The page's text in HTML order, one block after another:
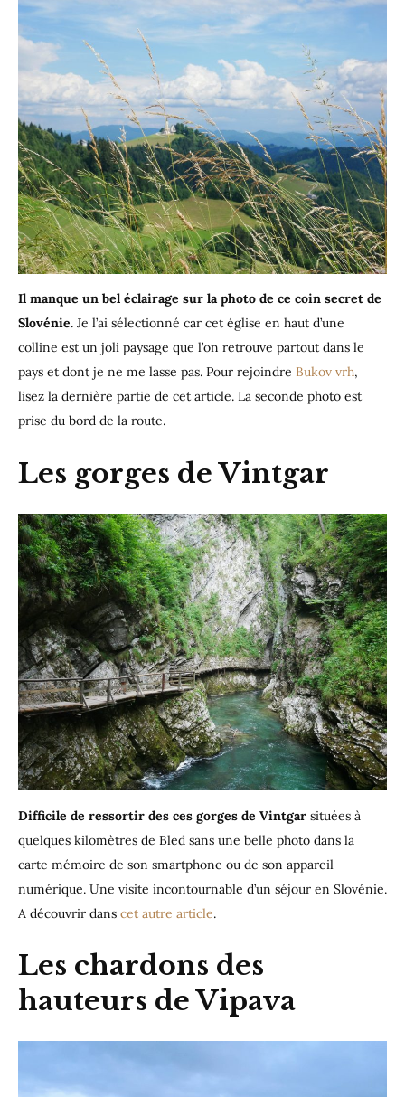
Il manque un bel éclairage sur la photo de ce coin secret de
Slovénie. Je l’ai sélectionné car cet église en haut d’une
colline est un joli paysage que l’on retrouve partout dans le
pays et dont je ne me lasse pas. Pour rejoindre Bukov vrh,
lisez la dernière partie de cet article. La seconde photo est
prise du bord de la route.
Les gorges de Vintgar
Difficile de ressortir des ces gorges de Vintgar situées à
quelques kilomètres de Bled sans une belle photo dans la
carte mémoire de son smartphone ou de son appareil
numérique. Une visite incontournable d’un séjour en Slovénie.
A découvrir dans cet autre article.
Les chardons des
hauteurs de Vipava